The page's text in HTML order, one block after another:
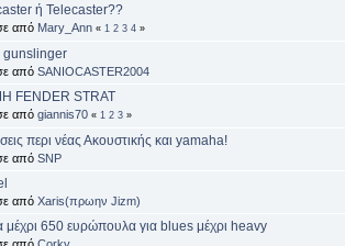
ή Telecaster??
από Mary_Ann « 1 2 3 4 »
gunslinger
από SANIOCASTER2004
FENDER STRAT
από giannis70 « 1 2 3 »
περι νέας Ακουστικής και yamaha!
από SNP
από Xaris(πρωην Jizm)
μέχρι 650 ευρώπουλα για blues μέχρι heavy
από Corky